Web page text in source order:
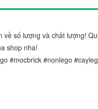
về số lượng và chất lượng!
shop nha!
#mocbrick #nonlego